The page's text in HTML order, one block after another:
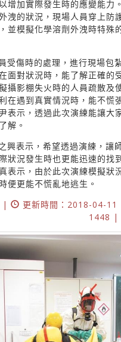
增加實際發生時的應變能力
洩的狀況，現場人員穿上防
並模擬化學溶劑外洩時特殊
受傷時的處理，進行現場包
面對狀況時，能了解正確的
攝影棚失火時的人員疏散及
在遇到真實情況時，能不慌
表示，透過此次演練能讓大
解。
興表示，希望透過演練，讓
狀況發生時也更能迅速的找
表示，由於此次演練模擬狀
便更能不慌亂地逃生。
|
更新時間：2018-04-11
1448 |